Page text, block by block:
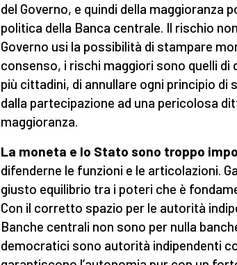
del Governo, e quindi della maggioranza
politica della Banca centrale. Il rischio
Governo usi la possibilità di stampare
consenso, i rischi maggiori sono quelli di
più cittadini, di annullare ogni principio di
dalla partecipazione ad una pericolosa
maggioranza.
La moneta e lo Stato sono troppo
difenderne le funzioni e le articolazioni.
giusto equilibrio tra i poteri che è
Con il corretto spazio per le autorità
Banche centrali non sono per nulla
democratici sono autorità indipendenti